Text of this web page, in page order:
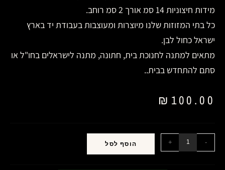
מידות חיצוניות 14 סמ אורך 2 סמ רוחב.
כל בתי המזוזות שלנו מיוצרות ומעוצבות בעבודת יד בארץ
ישראל כחול לבן.
מתאים למתנה לחנוכת בית, חתונה, מתנה לישראלים בחו"ל או
סתם להתחדש בבית..
₪ 100.00
-
+ הוסף לסל